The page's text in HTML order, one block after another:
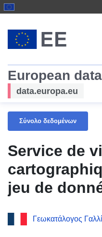
European data
data.europa.eu
Σύνολο δεδομένων
Service de
jeu de
sensibilité
pondérées
Γεωκατάλογος